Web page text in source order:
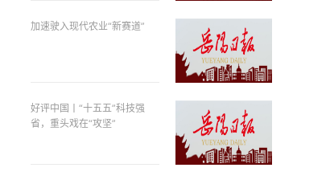
加速驶入现代农业“新赛道”
好评中国丨“十五五”科技强
省，重头戏在“攻坚”